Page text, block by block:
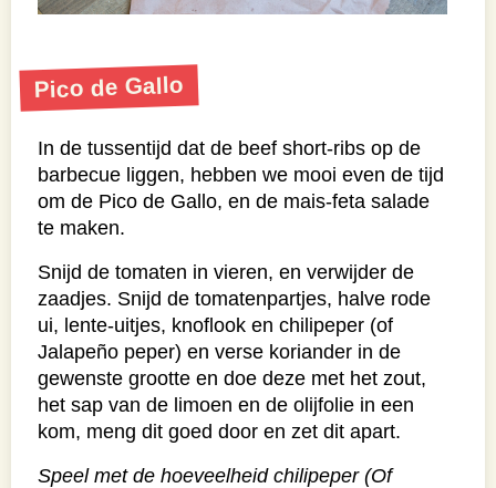
Pico de Gallo
In de tussentijd dat de beef short-ribs op de
barbecue liggen, hebben we mooi even de tijd
om de Pico de Gallo, en de mais-feta salade
te maken.
Snijd de tomaten in vieren, en verwijder de
zaadjes. Snijd de tomatenpartjes, halve rode
ui, lente-uitjes, knoflook en chilipeper (of
Jalapeño peper) en verse koriander in de
gewenste grootte en doe deze met het zout,
het sap van de limoen en de olijfolie in een
kom, meng dit goed door en zet dit apart.
Speel met de hoeveelheid chilipeper (Of